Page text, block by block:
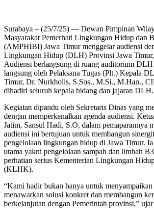
Surabaya – (25/7/25) — Dewan Pimpinan
Masyarakat Pemerhati Lingkungan Hidup dan
(AMPHIBI) Jawa Timur menggelar audiensi
Lingkungan Hidup (DLH) Provinsi Jawa
Audiensi berlangsung di ruang auditorium DLH
langsung oleh Pelaksana Tugas (Plt.) Kepala
Timur, Dr. Nurkholis, S.Sos., M.Si., M.Han.,
dihadiri seluruh kepala bidang dan jajaran DLH.
Kegiatan dipandu oleh Sekretaris Dinas yang
dengan memperkenalkan agenda audiensi.
Jatim, Sansul Hadi, S.O, dalam pemaparannya
audiensi ini bertujuan untuk membangun
pengelolaan lingkungan hidup di Jawa Timur.
utama yakni pengelolaan sampah dan limbah
perhatian serius Kementerian Lingkungan
(KLHK).
“Kami hadir bukan hanya untuk
menawarkan solusi konkret dan membangun
berkelanjutan dengan Pemerintah provinsi,”